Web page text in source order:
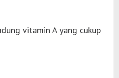
vitamin A yang cukup